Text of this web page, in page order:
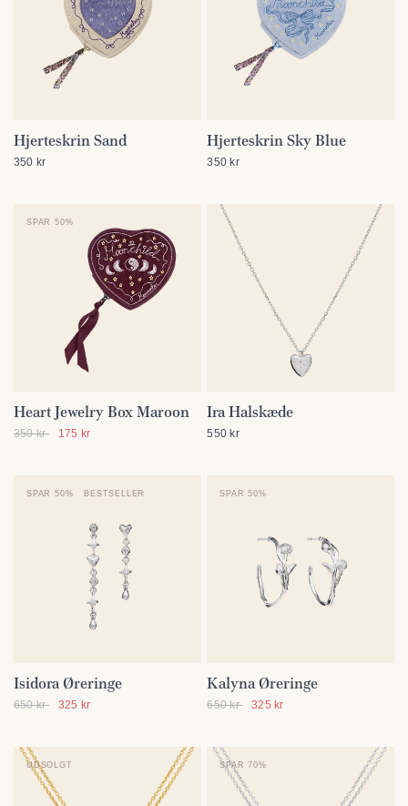
SE DETALJER
Hjerteskrin Sand
350 kr
SE DETALJER
Hjerteskrin Sky Blue
350 kr
SPAR 50%
SE DETALJER
Heart Jewelry Box Maroon
350 kr 175 kr
SE DETALJER
Ira Halskæde
550 kr
SPAR 50% BESTSELLER
SE DETALJER
Isidora Øreringe
650 kr 325 kr
SPAR 50%
SE DETALJER
Kalyna Øreringe
650 kr 325 kr
UDSOLGT SPAR 70%